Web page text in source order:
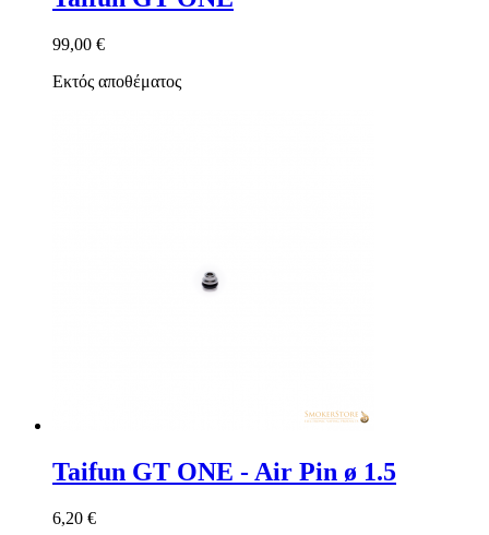
99,00 €
Εκτός αποθέματος
Taifun GT ONE - Air Pin ø 1.5
6,20 €